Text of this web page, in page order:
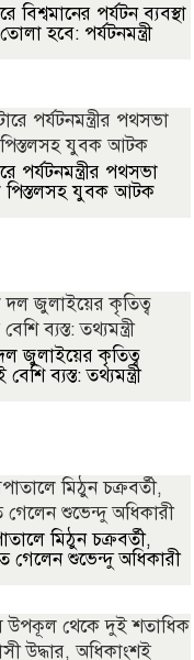
বিশ্বমানের পর্যটন ব্যবস্থা
হবে: পর্যটনমন্ত্রী
পর্যটনমন্ত্রীর পথসভা
পিস্তলসহ যুবক আটক
জুলাইয়ের কৃতিত্ব
বেশি ব্যস্ত: তথ্যমন্ত্রী
মিঠুন চক্রবর্তী,
গেলেন শুভেন্দু অধিকারী